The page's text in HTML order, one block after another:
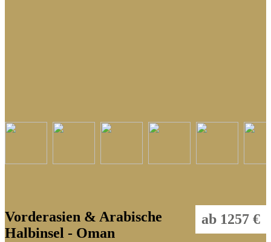
Vorderasien & Arabische
Halbinsel - Oman
ab 1257 €